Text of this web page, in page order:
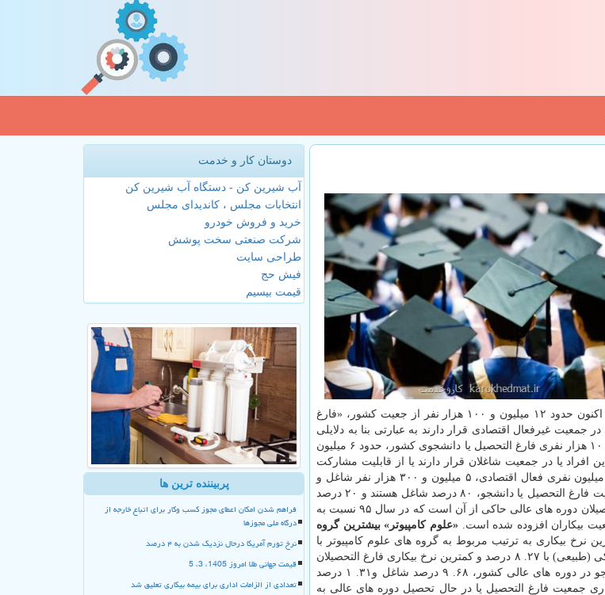
رسمی، هم اكنون حدود ۱۲ میلیون و ۱۰۰ هزار نفر از جعیت كشور، «فارغ
های عالی» هستند كه ۴۵ درصد از این افراد در جمعیت غیرفعال اقتصادی قرار دارند به عبارتی بنا به دلایلی
در هیچ یك از گروه شاغلان و بیكاران قرار نمی گیرند. اما از جمعیت ۱۲ میلیون و ۱۰۰ هزار نفری فارغ التحصیل یا دانشجوی كشور، حدود ۶ میلیون
شكلی این افراد یا در جمعیت شاغلان قرار دارند یا از قابلیت مشاركت
اقتصادی برخوردارند اما بنا به دلایلی بیكار هستند. با این توصیف، از جمعیت ۶. ۶ میلیون نفری فعال اقتصادی، ۵ میلیون و ۳۰۰ هزار نفر شاغل و
نشان داده است در میان جمعیت فارغ التحصیل یا دانشجو، ۸۰ درصد شاغل هستند و ۲۰ درصد
فارغ التحصیلان دوره های عالی حاكی از آن است كه در سال ۹۵ نسبت به
«علوم كامپیوتر» بیشترین گروه
بیكاری به ترتیب مربوط به گروه های علوم كامپیوتر با
۴۱. ۱۴ درصد، حفاظت محیط زیست با ۳۷. ۶ درصد، هنر با ۲۸ درصد و علوم فیزیكی (طبیعی) با ۲۷. ۸ درصد و كمترین نرخ بیكاری فارغ التحصیلان
هم مربوط به گروه دامپزشكی است. از كل جمعیت زنان فارغ التحصیل یا دانشجو در دوره های عالی كشور، ۶۸. ۹ درصد شاغل و۳۱. ۱ درصد
جمعیت فارغ التحصیل یا در حال تحصیل دوره های عالی به
دوستان کار و خدمت
آب شیرین کن - دستگاه آب شیرین کن
انتخابات مجلس ، کاندیدای مجلس
خرید و فروش خودرو
شرکت صنعتی سخت پوشش
طراحی سایت
فیش حج
قیمت بیسیم
پربیننده ترین ها
فراهم شدن امکان اعطای مجوز کسب وکار برای اتباع خارجه از
درگاه ملی مجوزها
نرخ تورم آمریکا درحال نزدیک شدن به ۴ درصد
قیمت جهانی طلا امروز 1405، 3، 5
تعدادی از الزامات اداری برای بیمه بیکاری تعلیق شد